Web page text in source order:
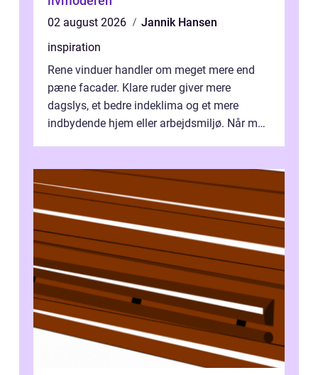
02 august 2026
Jannik Hansen
inspiration
Rene vinduer handler om meget mere end
pæne facader. Klare ruder giver mere
dagslys, et bedre indeklima og et mere
indbydende hjem eller arbejdsmiljø. Når man